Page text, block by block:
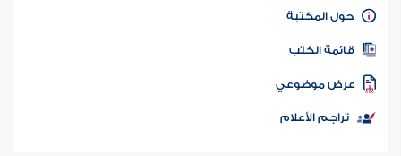
كتاب الأمة
المكتبة
الكتب
موضوعي